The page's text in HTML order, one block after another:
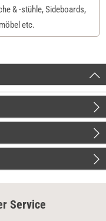
& -stühle, Sideboards,
etc.
Service